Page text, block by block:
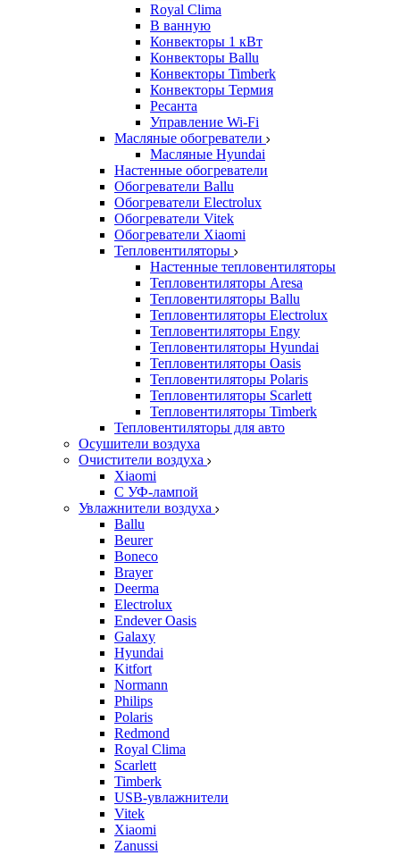
Royal Clima
В ванную
Конвекторы 1 кВт
Конвекторы Ballu
Конвекторы Timberk
Конвекторы Термия
Ресанта
Управление Wi-Fi
Масляные обогреватели
Масляные Hyundai
Настенные обогреватели
Обогреватели Ballu
Обогреватели Electrolux
Обогреватели Vitek
Обогреватели Xiaomi
Тепловентиляторы
Настенные тепловентиляторы
Тепловентиляторы Aresa
Тепловентиляторы Ballu
Тепловентиляторы Electrolux
Тепловентиляторы Engy
Тепловентиляторы Hyundai
Тепловентиляторы Oasis
Тепловентиляторы Polaris
Тепловентиляторы Scarlett
Тепловентиляторы Timberk
Тепловентиляторы для авто
Осушители воздуха
Очистители воздуха
Xiaomi
С УФ-лампой
Увлажнители воздуха
Ballu
Beurer
Boneco
Brayer
Deerma
Electrolux
Endever Oasis
Galaxy
Hyundai
Kitfort
Normann
Philips
Polaris
Redmond
Royal Clima
Scarlett
Timberk
USB-увлажнители
Vitek
Xiaomi
Zanussi